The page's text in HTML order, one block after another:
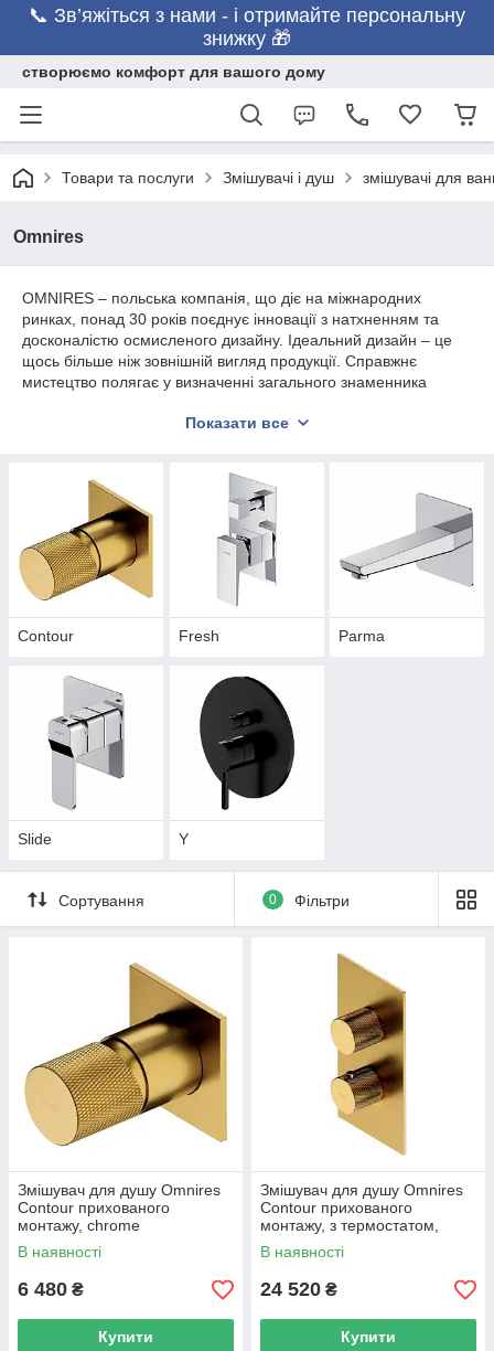
📞 Зв’яжіться з нами - і отримайте персональну
знижку 🎁
створюємо комфорт для вашого дому
Товари та послуги Змішувачі і душ змішувачі для
Omnires
OMNIRES – польська компанія, що діє на міжнародних
ринках, понад 30 років поєднує інновації з натхненням та
досконалістю осмисленого дизайну. Ідеальний дизайн – це
щось більше ніж зовнішній вигляд продукції. Справжнє
мистецтво полягає у визначенні загального знаменника
поєднання надійності та оригінальної естетики. Наш девіз –
гармонію та красу.
Показати все
Contour Fresh Parma
Slide Y
Сортування 0 Фільтри
Змішувач для душу Omnires
Contour прихованого
монтажу, chrome
(CT8045GLB)
В наявності
6 480 ₴
Купити
Змішувач для душу Omnires
Contour прихованого
монтажу, з термостатом,
chrome (CT8036GLB)
В наявності
24 520 ₴
Купити